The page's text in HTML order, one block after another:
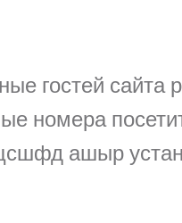
гостей сайта
номера
ашыр